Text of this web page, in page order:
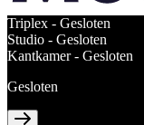
Triplex - Gesloten
Studio - Gesloten
Kantkamer - Gesloten
Gesloten